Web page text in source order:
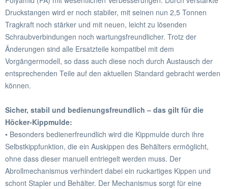
Druckstangen wird er noch stabiler, mit seinen nun 2,5 Tonnen
Tragkraft noch stärker und mit neuen, leicht zu lösenden
Schraubverbindungen noch wartungsfreundlicher. Trotz der
Änderungen sind alle Ersatzteile kompatibel mit dem
Vorgängermodell, so dass auch diese noch durch Austausch der
entsprechenden Teile auf den aktuellen Standard gebracht werden
können.
Sicher, stabil und bedienungsfreundlich – das gilt für die
Höcker-Kippmulde:
• Besonders bedienerfreundlich wird die Kippmulde durch ihre
Selbstkippfunktion, die ein Auskippen des Behälters ermöglicht,
ohne dass dieser manuell entriegelt werden muss. Der
Abrollmechanismus verhindert dabei ein ruckartiges Kippen und
schont Stapler und Behälter. Der Mechanismus sorgt für eine